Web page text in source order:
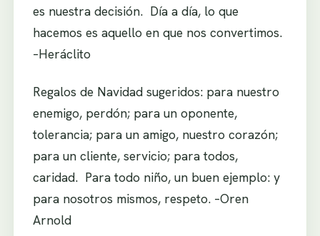
es nuestra decisión. Día a día, lo que
hacemos es aquello en que nos convertimos.
–Heráclito
Regalos de Navidad sugeridos: para nuestro
enemigo, perdón; para un oponente,
tolerancia; para un amigo, nuestro corazón;
para un cliente, servicio; para todos,
caridad. Para todo niño, un buen ejemplo: y
para nosotros mismos, respeto. –Oren
Arnold